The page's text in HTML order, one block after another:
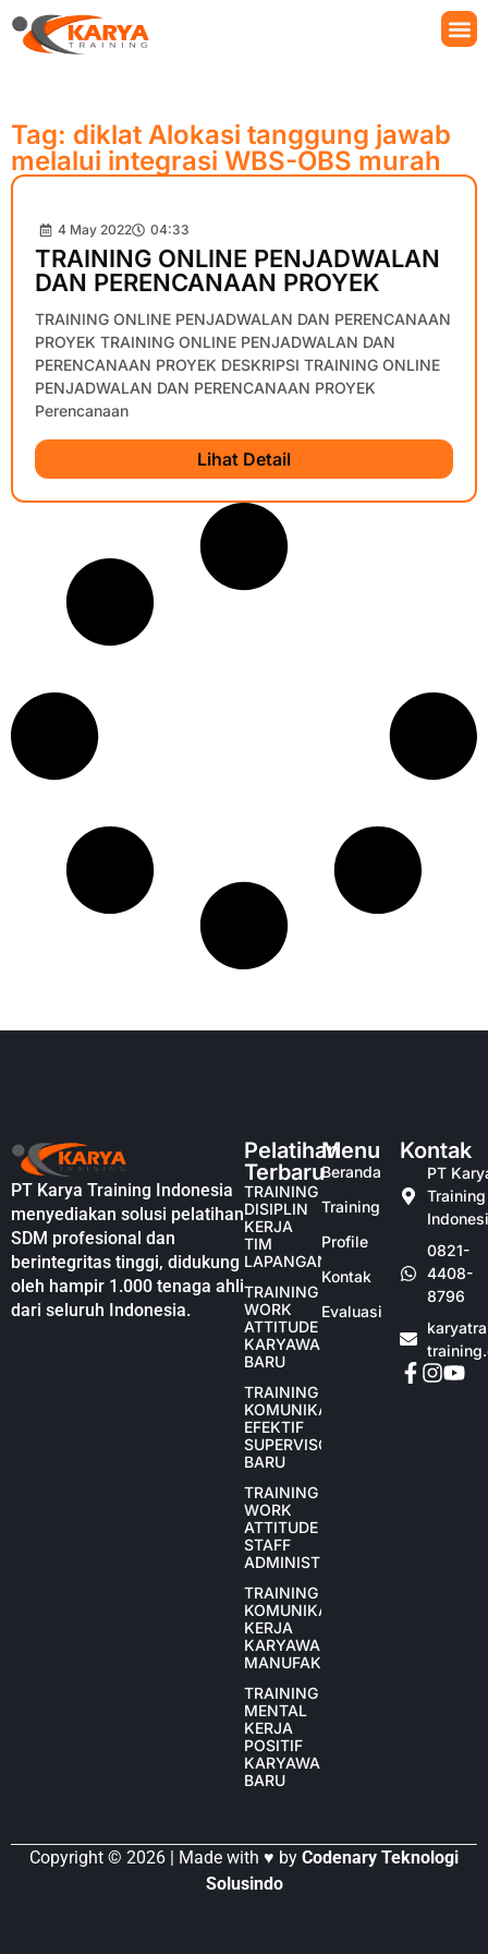
Tag: diklat Alokasi tanggung jawab
melalui integrasi WBS-OBS murah
4 May 2022 04:33
TRAINING ONLINE PENJADWALAN
DAN PERENCANAAN PROYEK
TRAINING ONLINE PENJADWALAN DAN PERENCANAAN
PROYEK TRAINING ONLINE PENJADWALAN DAN
PERENCANAAN PROYEK DESKRIPSI TRAINING ONLINE
PENJADWALAN DAN PERENCANAAN PROYEK
Perencanaan
Lihat Detail
PT Karya Training Indonesia
menyediakan solusi pelatihan
SDM profesional dan
berintegritas tinggi, didukung
oleh hampir 1.000 tenaga ahli
dari seluruh Indonesia.
Pelatihan
Terbaru
TRAINING
DISIPLIN
KERJA
TIM
LAPANGAN
TRAINING
WORK
ATTITUDE
KARYAWAN
BARU
TRAINING
KOMUNIKASI
EFEKTIF
SUPERVISOR
BARU
TRAINING
WORK
ATTITUDE
STAFF
ADMINISTRASI
TRAINING
KOMUNIKASI
KERJA
KARYAWAN
MANUFAKTUR
TRAINING
MENTAL
KERJA
POSITIF
KARYAWAN
BARU
Menu
Beranda
Training
Profile
Kontak
Evaluasi
Kontak
PT
Training
0821-
4408-
8796
Copyright © 2026 | Made with ♥ by Codenary Teknologi
Solusindo